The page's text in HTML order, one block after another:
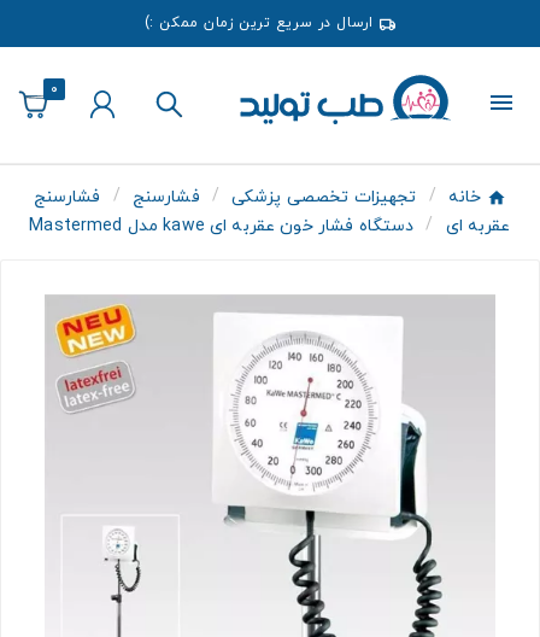
ارسال در سریع ترین زمان ممکن :)
0
خانه تجهیزات تخصصی پزشکی فشارسنج
فشارسنج
عقربه ای
دستگاه فشار خون عقربه ای kawe مدل Mastermed